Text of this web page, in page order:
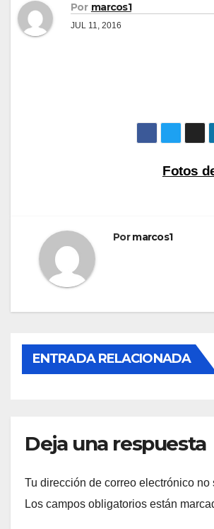
Por marcos1
JUL 11, 2016
Navegación
entradas
Fotos
Pormarcos1
ENTRADA RELACIONADA
Deja una respuesta
Tu dirección de correo electrónico no
Los campos obligatorios están